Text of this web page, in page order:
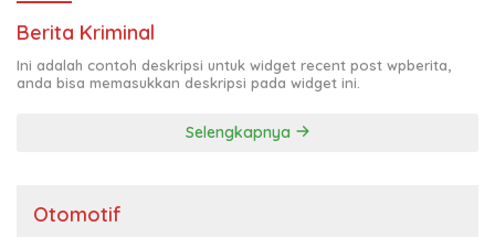
Berita Kriminal
Ini adalah contoh deskripsi untuk widget recent post wpberita,
anda bisa memasukkan deskripsi pada widget ini.
Selengkapnya
Otomotif